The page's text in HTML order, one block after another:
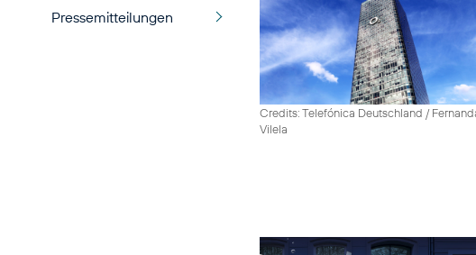
Pressemitteilungen
Credits: Telefónica Deutschland /
Vilela